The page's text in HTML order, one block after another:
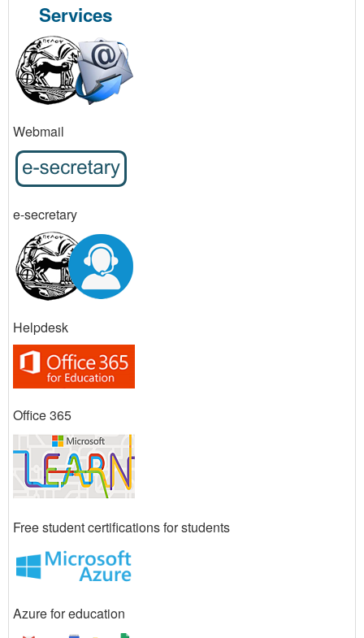
Services
Webmail
e-secretary
Helpdesk
Office 365
Free student certifications for students
Azure for education